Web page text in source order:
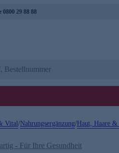
29 88 88
Vital/Nahrungsergänzung/Haut, Haare &
- Für Ihre Gesundheit